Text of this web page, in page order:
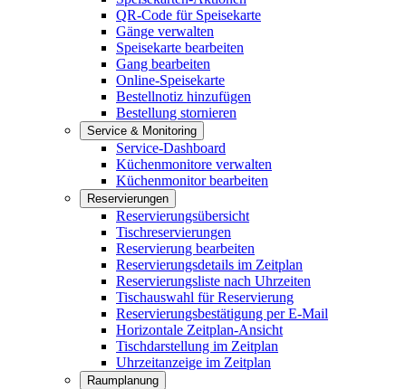
QR-Code für Speisekarte
Gänge verwalten
Speisekarte bearbeiten
Gang bearbeiten
Online-Speisekarte
Bestellnotiz hinzufügen
Bestellung stornieren
Service & Monitoring
Service-Dashboard
Küchenmonitore verwalten
Küchenmonitor bearbeiten
Reservierungen
Reservierungsübersicht
Tischreservierungen
Reservierung bearbeiten
Reservierungsdetails im Zeitplan
Reservierungsliste nach Uhrzeiten
Tischauswahl für Reservierung
Reservierungsbestätigung per E-Mail
Horizontale Zeitplan-Ansicht
Tischdarstellung im Zeitplan
Uhrzeitanzeige im Zeitplan
Raumplanung